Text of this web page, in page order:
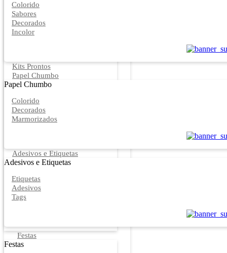
Colorido
Sabores
Decorados
Incolor
Kits Prontos
Papel Chumbo
Papel Chumbo
Colorido
Decorados
Marmorizados
Adesivos e Etiquetas
Adesivos e Etiquetas
Etiquetas
Adesivos
Tags
Festas
Festas